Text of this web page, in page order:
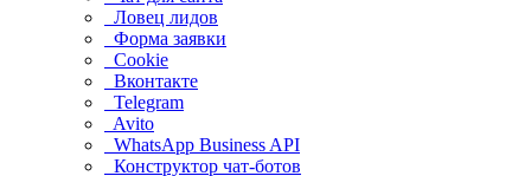
Ловец лидов
Форма заявки
Cookie
Вконтакте
Telegram
Avito
WhatsApp Business API
Конструктор чат-ботов